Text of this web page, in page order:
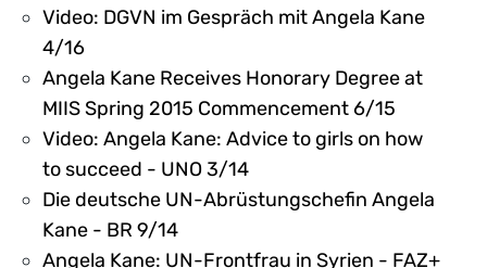
Video: DGVN im Gespräch mit Angela Kane
4/16
Angela Kane Receives Honorary Degree at
MIIS Spring 2015 Commencement 6/15
Video: Angela Kane: Advice to girls on how
to succeed - UNO 3/14
Die deutsche UN-Abrüstungschefin Angela
Kane - BR 9/14
Angela Kane: UN-Frontfrau in Syrien - FAZ+